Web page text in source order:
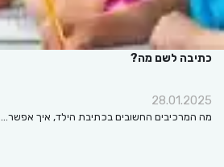
כתיבה לשם מה?
28.01.2025
מה המרכיבים החשובים בכתיבת הילד, איך אפשר…